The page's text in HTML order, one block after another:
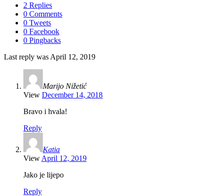
2 Replies
0 Comments
0 Tweets
0 Facebook
0 Pingbacks
Last reply was April 12, 2019
Marijo Nižetić
View December 14, 2018
Bravo i hvala!
Reply
Katia
View April 12, 2019
Jako je lijepo
Reply